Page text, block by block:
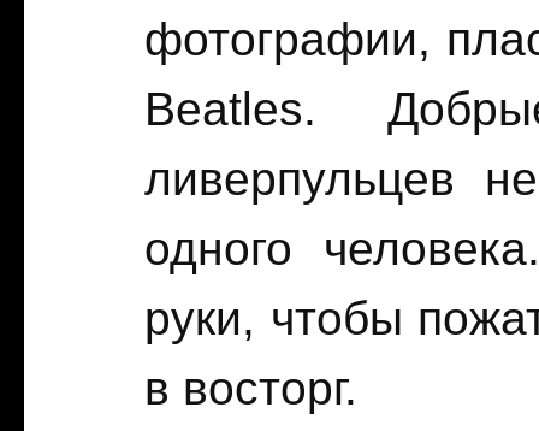
фотографии,
Beatles.
ливерпульцев
одного
руки, чтобы
в восторг.